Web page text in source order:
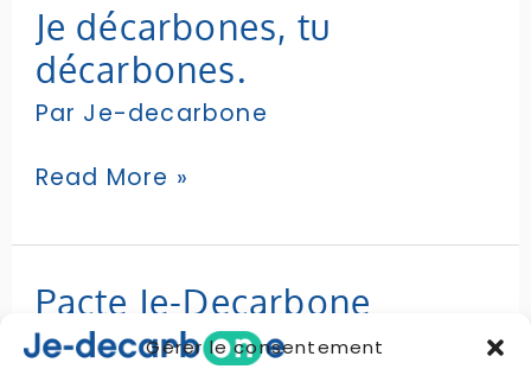
Gérer le consentement
Je décarbones, tu
décarbones.
Par Je-decarbone
Je
décarbones,
tu
décarbones.
Read More »
Pacte Je-Decarbone
ParJe-decarbone
Pacte
Je-
Decarbone